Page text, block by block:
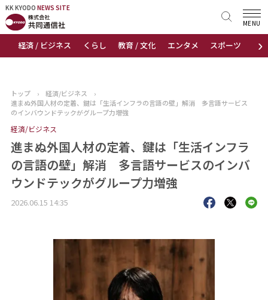
KK KYODO NEWS SITE
›
経済 / ビジネス くらし 教育 / 文化 エンタメ スポーツ 地域
MENU
KK KYODONEWS SITE
トップページ
ニュース
おすすめコンテンツ
出版物
会社概要
トップ › 経済/ビジネス
›
進まぬ外国人材の定着、鍵は「生活インフラの言語の壁」解消 多言語サービス
のインバウンドテックがグループ力増強
経済/ビジネス
進まぬ外国人材の定着、鍵は「生活インフラ
の言語の壁」解消 多言語サービスのインバ
ウンドテックがグループ力増強
2026.06.15 14:35